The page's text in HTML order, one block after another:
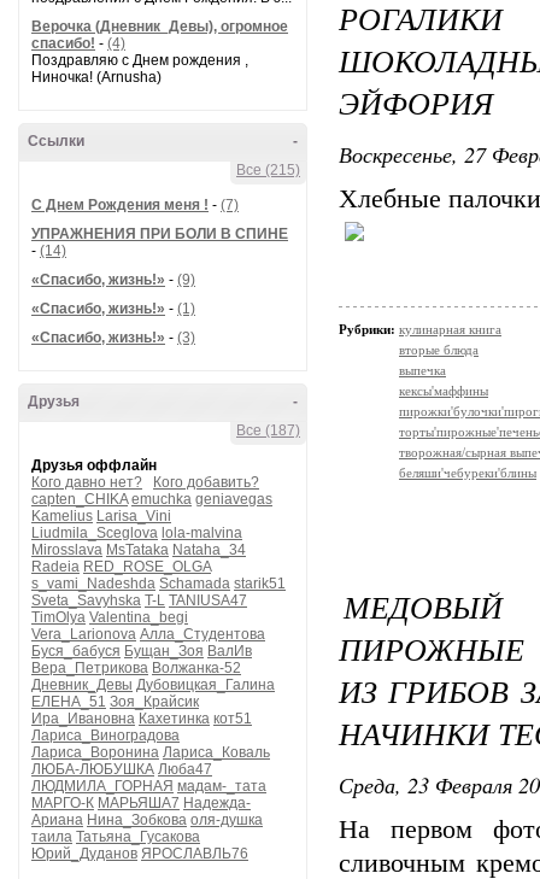
Верочка (Дневник_Девы), огромное
спасибо! - (4)
Поздравляю с Днем рождения ,
Ниночка! (Arnusha)
-
Ссылки
Все (215)
С Днем Рождения меня ! - (7)
УПРАЖНЕНИЯ ПРИ БОЛИ В СПИНЕ
- (14)
«Спасибо, жизнь!» - (9)
«Спасибо, жизнь!» - (1)
«Спасибо, жизнь!» - (3)
-
Друзья
Все (187)
Друзья оффлайн
Кого давно нет?
Кого добавить?
capten_CHIKA emuchka geniavegas
Kamelius Larisa_Vini
Liudmila_Sceglova lola-malvina
Mirosslava MsTataka Nataha_34
Radeia RED_ROSE_OLGA
s_vami_Nadeshda Schamada starik51
Sveta_Savyhska T-L TANIUSA47
TimOlya Valentina_begi
Vera_Larionova Алла_Студентова
Буся_бабуся Бущан_Зоя ВалИв
Вера_Петрикова Волжанка-52
Дневник_Девы Дубовицкая_Галина
ЕЛЕНА_51 Зоя_Крайсик
Ира_Ивановна Кахетинка кот51
Лариса_Виноградова
Лариса_Воронина Лариса_Коваль
ЛЮБА-ЛЮБУШКА Люба47
ЛЮДМИЛА_ГОРНАЯ мадам-_тата
МАРГО-К МАРЬЯША7 Надежда-
Ариана Нина_Зобкова оля-душка
таила Татьяна_Гусакова
Юрий_Дуданов ЯРОСЛАВЛЬ76
ЭЙФОРИЯ
Воскресенье, 27
Хлебные палочки
Рубрики: кулинарная книга
вторые блюда
выпечка
кексы'маффины
творожная/сырная
беляши'чебуреки'блины
ПИРОЖНЫЕ
ИЗ ГРИБОВ
НАЧИНКИ
Среда, 23 Февраля
На первом
сливочным